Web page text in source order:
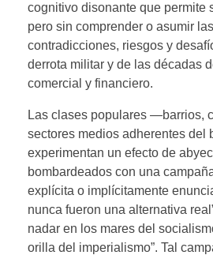
cognitivo disonante que permite
pero sin comprender o asumir
contradicciones, riesgos y
derrota militar y de las décadas
comercial y financiero.
Las clases populares —barrios,
sectores medios adherentes
experimentan un efecto de
bombardeados con una
explícita o implícitamente
nunca fueron una alternativa
nadar en los mares del
orilla del imperialismo”. Tal